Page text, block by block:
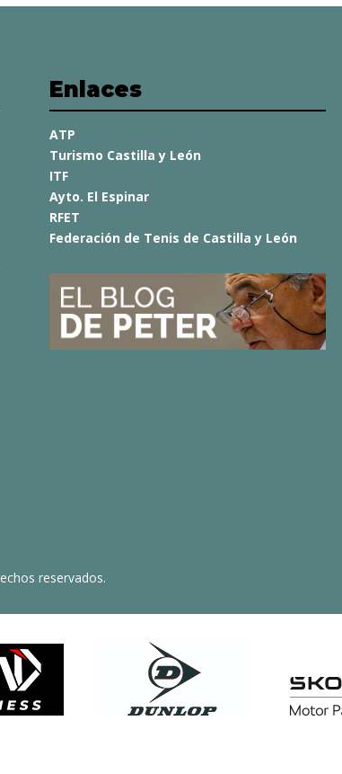
Enlaces
ATP
Turismo Castilla y León
ITF
Ayto. El Espinar
RFET
Federación de Tenis de Castilla y León
reservados.